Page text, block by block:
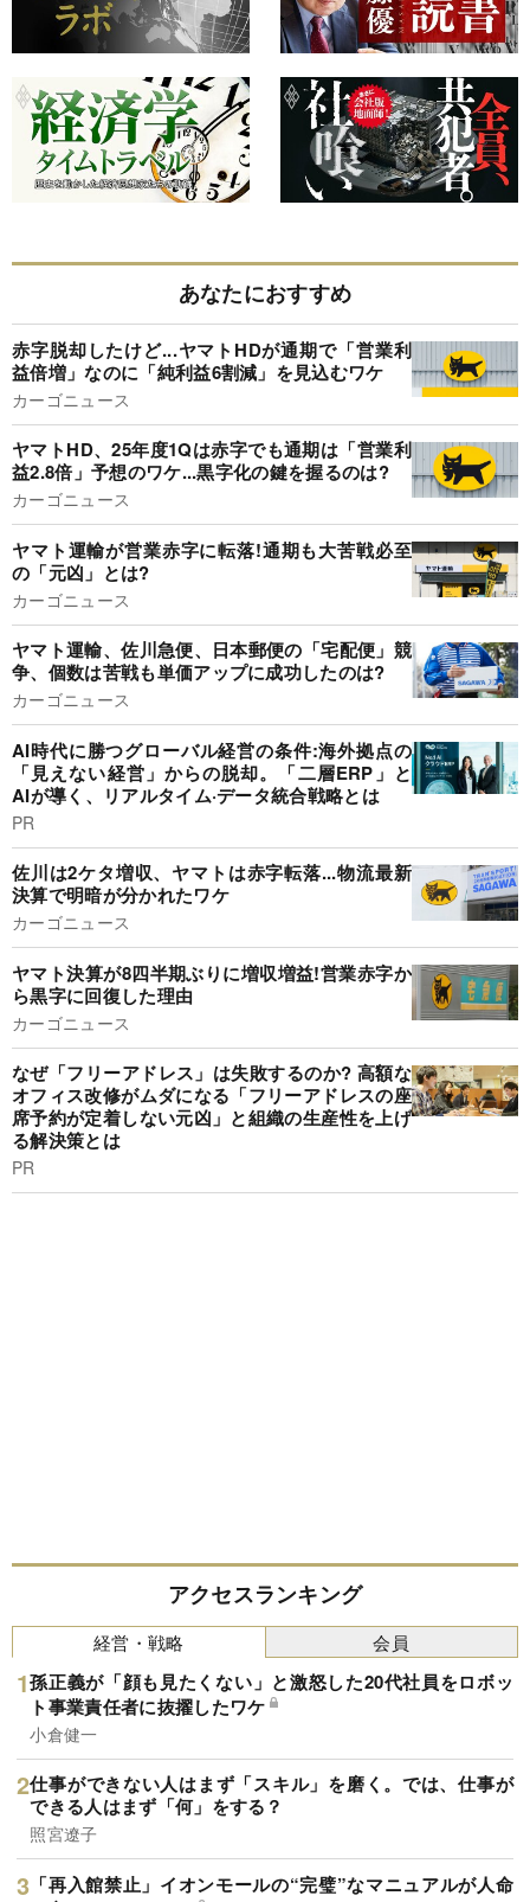
あなたにおすすめ
赤字脱却したけど...ヤマトHDが通期で「営業利
益倍増」なのに「純利益6割減」を見込むワケ
カーゴニュース
ヤマトHD、25年度1Qは赤字でも通期は「営業利
益2.8倍」予想のワケ...黒字化の鍵を握るのは?
カーゴニュース
ヤマト運輸が営業赤字に転落!通期も大苦戦必至
の「元凶」とは?
カーゴニュース
ヤマト運輸、佐川急便、日本郵便の「宅配便」競
争、個数は苦戦も単価アップに成功したのは?
カーゴニュース
AI時代に勝つグローバル経営の条件:海外拠点の
「見えない経営」からの脱却。「二層ERP」と
AIが導く、リアルタイム·データ統合戦略とは
PR
佐川は2ケタ増収、ヤマトは赤字転落...物流最新
決算で明暗が分かれたワケ
カーゴニュース
ヤマト決算が8四半期ぶりに増収増益!営業赤字か
ら黒字に回復した理由
カーゴニュース
なぜ「フリーアドレス」は失敗するのか? 高額な
オフィス改修がムダになる「フリーアドレスの座
席予約が定着しない元凶」と組織の生産性を上げ
る解決策とは
PR
アクセスランキング
経営・戦略
孫正義が「顔も見たくない」と激怒した20代社員をロボッ
ト事業責任者に抜擢したワケ
小倉健一
仕事ができない人はまず「スキル」を磨く。では、仕事が
できる人はまず「何」をする？
照宮遼子
「再入館禁止」イオンモールの“完璧”なマニュアルが人命
会員